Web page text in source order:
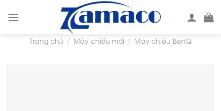
Trang chủ / Máy chiếu mới / Máy chiếu BenQ